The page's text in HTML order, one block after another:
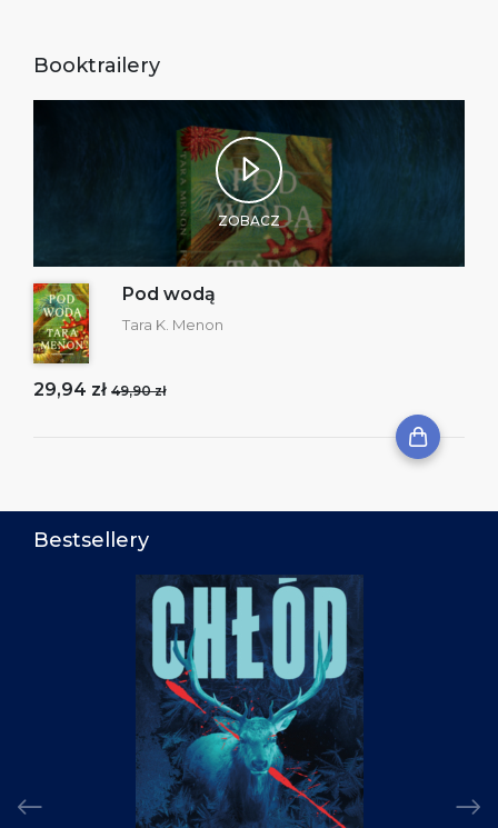
Booktrailery
ZOBACZ
Pod wodą
Tara K. Menon
29,94 zł 49,90 zł
Bestsellery